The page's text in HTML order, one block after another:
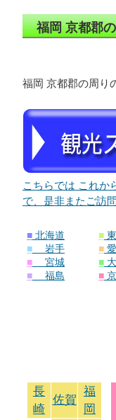
福岡 京都郡
福岡 京都郡の周り
こちらでは これか
で、是非またご訪
■ 北海道
■
岩手
■
宮城
■
福島
■
■
■
■
長
崎
佐賀
福
岡